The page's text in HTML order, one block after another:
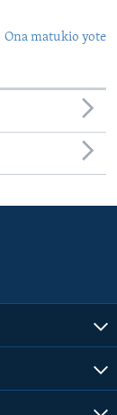
Ona matukio yote